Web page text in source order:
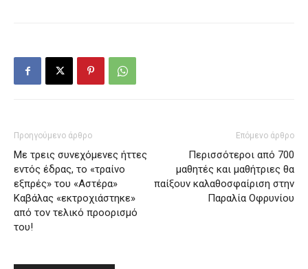
Προηγούμενο άρθρο
Με τρεις συνεχόμενες ήττες
εντός έδρας, το «τραίνο
εξπρές» του «Αστέρα»
Καβάλας «εκτροχιάστηκε»
από τον τελικό προορισμό
του!
Επόμενο άρθρο
Περισσότεροι από 700
μαθητές και μαθήτριες θα
παίξουν καλαθοσφαίριση στην
Παραλία Οφρυνίου